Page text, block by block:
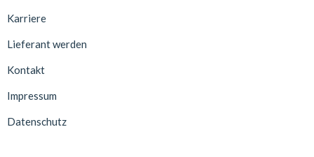
Karriere
Lieferant werden
Kontakt
Impressum
Datenschutz